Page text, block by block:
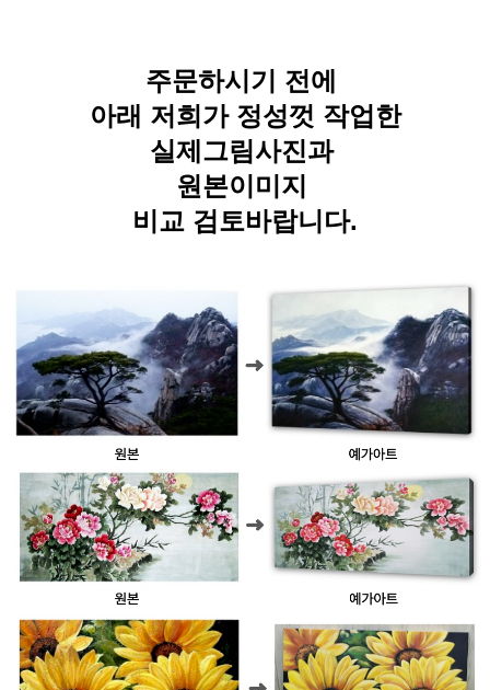
주문하시기 전에
아래 저희가 정성껏 작업한
실제그림사진과
원본이미지
비교 검토바랍니다.